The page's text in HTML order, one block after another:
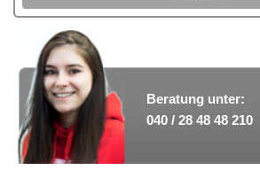
Beratung unter:
040 / 28 48 48 210